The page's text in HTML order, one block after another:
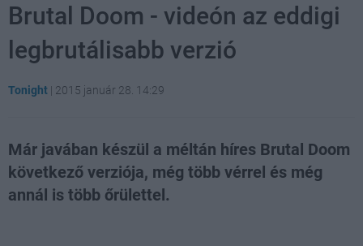
Brutal Doom - videón az eddigi
legbrutálisabb verzió
Tonight | 2015 január 28. 14:29
Már javában készül a méltán híres Brutal Doom
következő verziója, még több vérrel és még
annál is több őrülettel.